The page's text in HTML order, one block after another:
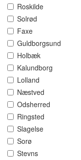
Roskilde
Solrød
Faxe
Guldborgsund
Holbæk
Kalundborg
Lolland
Næstved
Odsherred
Ringsted
Slagelse
Sorø
Stevns